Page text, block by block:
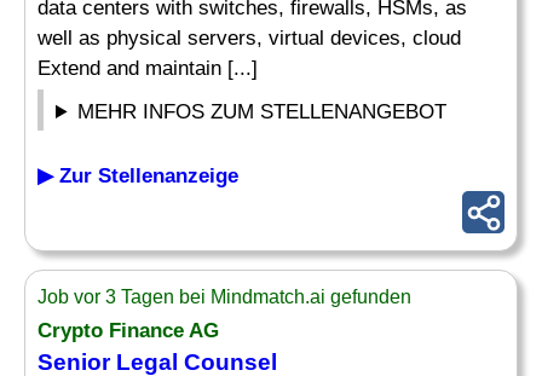
data centers with switches, firewalls, HSMs, as
well as physical servers, virtual devices, cloud
Extend and maintain [...]
MEHR INFOS ZUM STELLENANGEBOT
▶ Zur Stellenanzeige
Job vor 3 Tagen bei Mindmatch.ai gefunden
Crypto Finance AG
Senior Legal Counsel